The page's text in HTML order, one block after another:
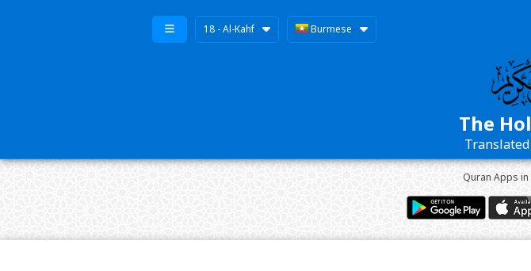
18 - Al-Kahf Burmese
The
Quran Apps in